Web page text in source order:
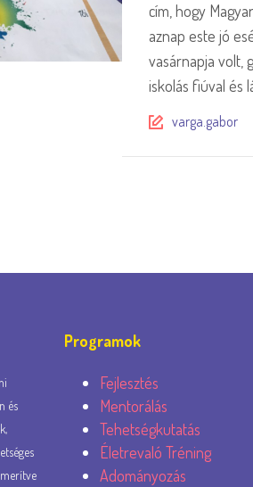
cím, hogy
aznap este jó
vasárnapja volt,
iskolás fiúval és
varga.gabor
és
Programok
Fejlesztés
Mentorálás
Tehetségkutatás
Életrevaló Tréning
Adományozás